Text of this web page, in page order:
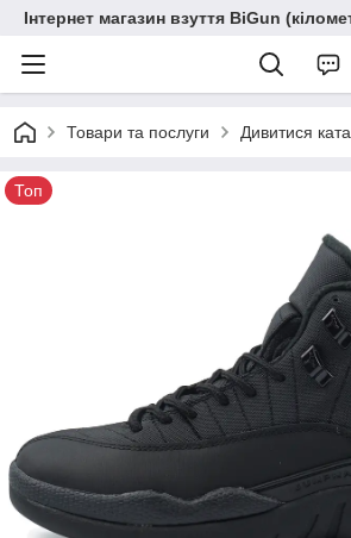
Інтернет магазин взуття BiGun
Товари та послуги Дивитися
Топ